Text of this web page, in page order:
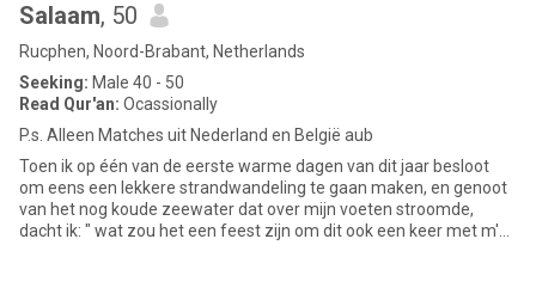
Salaam, 50
Rucphen, Noord-Brabant, Netherlands
Seeking: Male 40 - 50
Read Qur'an: Ocassionally
P.s. Alleen Matches uit Nederland en België aub
Toen ik op één van de eerste warme dagen van dit jaar besloot
om eens een lekkere strandwandeling te gaan maken, en genoot
van het nog koude zeewater dat over mijn voeten stroomde,
dacht ik: " wat zou het een feest zijn om dit ook een keer met m'n